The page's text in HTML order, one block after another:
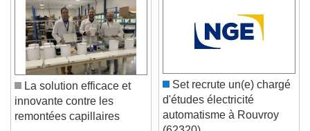
La solution efficace et
innovante contre les
Set recrute un(e) chargé
d'études électricité
automatisme à Rouvroy